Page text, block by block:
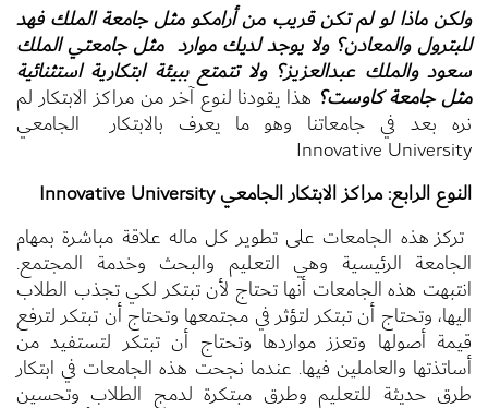
ولكن ماذا لو لم تكن قريب من أرامكو مثل جامعة الملك فهد
للبترول والمعادن؟ ولا يوجد لديك موارد مثل جامعتي الملك
سعود والملك عبدالعزيز؟ ولا تتمتع ببيئة ابتكارية استثنائية
مثل جامعة كاوست؟ هذا يقودنا لنوع آخر من مراكز الابتكار لم
نره بعد في جامعاتنا وهو ما يعرف بالابتكار الجامعي
Innovative University
النوع الرابع: مراكز الابتكار الجامعيInnovative University
تركز هذه الجامعات على تطوير كل ماله علاقة مباشرة بمهام
الجامعة الرئيسية وهي التعليم والبحث وخدمة المجتمع.
انتبهت هذه الجامعات أنها تحتاج لأن تبتكر لكي تجذب الطلاب
اليها، وتحتاج أن تبتكر لتؤثر في مجتمعها وتحتاج أن تبتكر لترفع
قيمة أصولها وتعزز مواردها وتحتاج أن تبتكر لتستفيد من
أساتذتها والعاملين فيها. عندما نجحت هذه الجامعات في ابتكار
طرق حديثة للتعليم وطرق مبتكرة لدمج الطلاب وتحسين